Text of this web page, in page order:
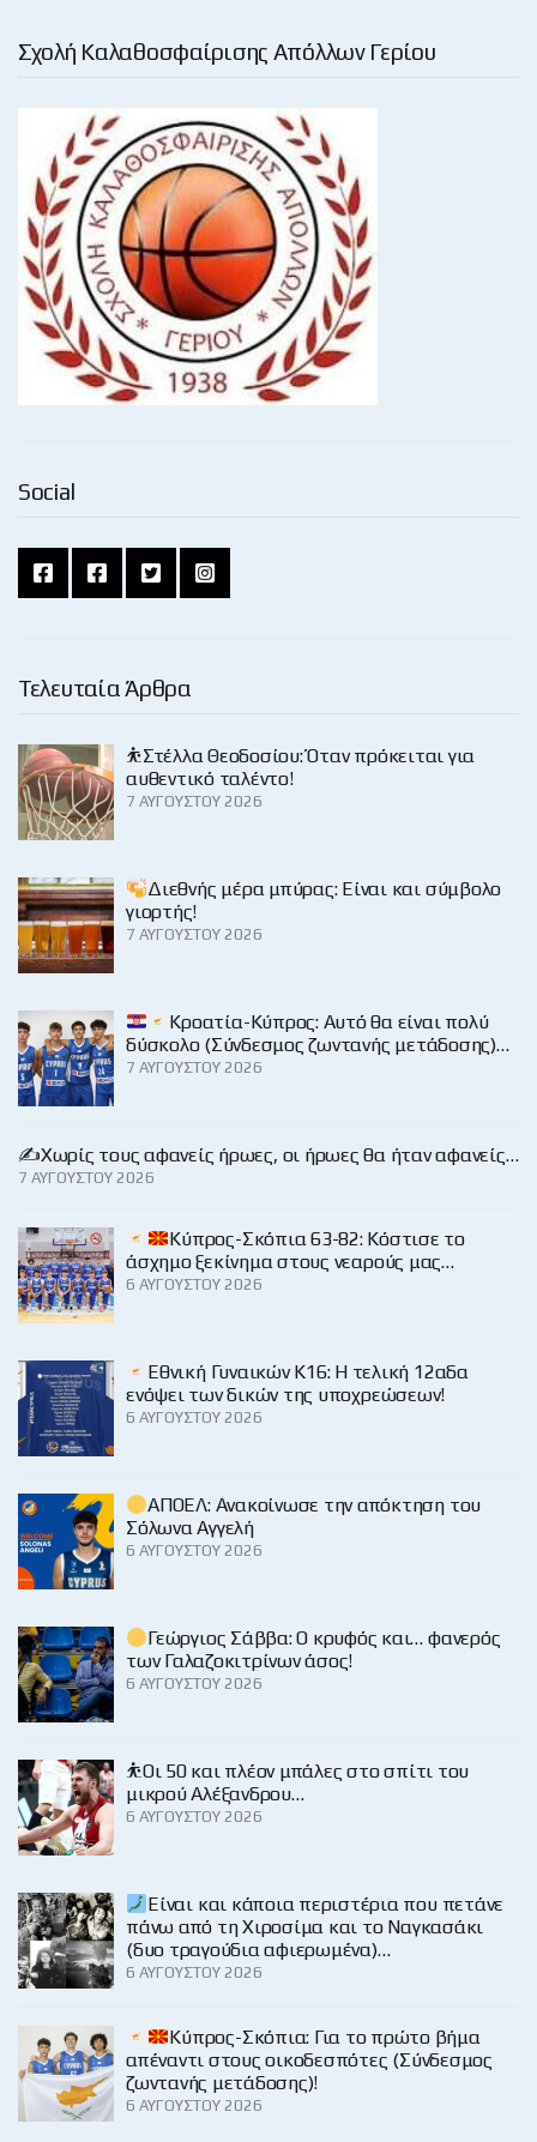
Σχολή Καλαθοσφαίρισης Απόλλων Γερίου
Social
Τελευταία Άρθρα
⛹️Στέλλα Θεοδοσίου: Όταν πρόκειται για
αυθεντικό ταλέντο!
7 ΑΥΓΟΎΣΤΟΥ 2026
Διεθνής μέρα μπύρας: Είναι και σύμβολο
γιορτής!
7 ΑΥΓΟΎΣΤΟΥ 2026
Κροατία-Κύπρος: Αυτό θα είναι πολύ
δύσκολο (Σύνδεσμος ζωντανής μετάδοσης)…
7 ΑΥΓΟΎΣΤΟΥ 2026
✍️Χωρίς τους αφανείς ήρωες, οι ήρωες θα ήταν αφανείς…
7 ΑΥΓΟΎΣΤΟΥ 2026
Κύπρος-Σκόπια 63-82: Κόστισε το
άσχημο ξεκίνημα στους νεαρούς μας…
6 ΑΥΓΟΎΣΤΟΥ 2026
Εθνική Γυναικών Κ16: Η τελική 12αδα
ενόψει των δικών της υποχρεώσεων!
6 ΑΥΓΟΎΣΤΟΥ 2026
ΑΠΟΕΛ: Ανακοίνωσε την απόκτηση του
Σόλωνα Αγγελή
6 ΑΥΓΟΎΣΤΟΥ 2026
Γεώργιος Σάββα: Ο κρυφός και… φανερός
των Γαλαζοκιτρίνων άσος!
6 ΑΥΓΟΎΣΤΟΥ 2026
⛹️Οι 50 και πλέον μπάλες στο σπίτι του
μικρού Αλέξανδρου…
6 ΑΥΓΟΎΣΤΟΥ 2026
Είναι και κάποια περιστέρια που πετάνε
πάνω από τη Χιροσίμα και το Ναγκασάκι
(δυο τραγούδια αφιερωμένα)…
6 ΑΥΓΟΎΣΤΟΥ 2026
Κύπρος-Σκόπια: Για το πρώτο βήμα
απέναντι στους οικοδεσπότες (Σύνδεσμος
ζωντανής μετάδοσης)!
6 ΑΥΓΟΎΣΤΟΥ 2026